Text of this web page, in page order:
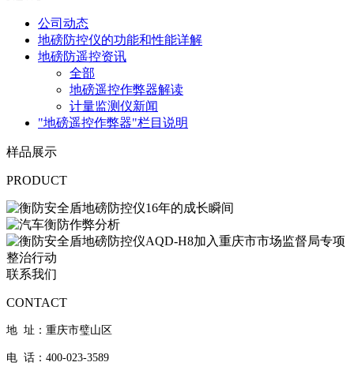
公司动态
地磅防控仪的功能和性能详解
地磅防遥控资讯
全部
地磅遥控作弊器解读
计量监测仪新闻
"地磅遥控作弊器"栏目说明
样品展示
PRODUCT
联系我们
CONTACT
地 址：重庆市璧山区
电 话：400-023-3589